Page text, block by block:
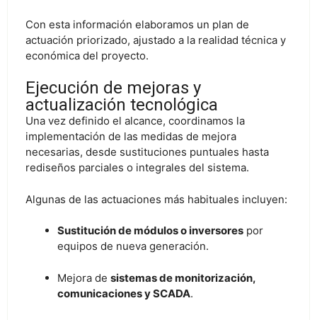
Con esta información elaboramos un plan de
actuación priorizado, ajustado a la realidad técnica y
económica del proyecto.
Ejecución de mejoras y
actualización tecnológica
Una vez definido el alcance, coordinamos la
implementación de las medidas de mejora
necesarias, desde sustituciones puntuales hasta
rediseños parciales o integrales del sistema.
Algunas de las actuaciones más habituales incluyen:
Sustitución de módulos o inversores por
equipos de nueva generación.
Mejora de sistemas de monitorización,
comunicaciones y SCADA.